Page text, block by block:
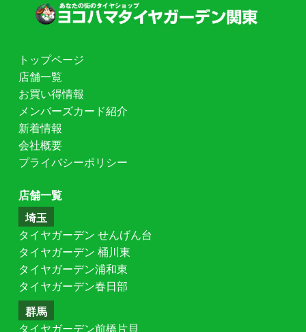
トップページ
店舗一覧
お買い得情報
メンバーズカード紹介
新着情報
会社概要
プライバシーポリシー
店舗一覧
埼玉
タイヤガーデン せんげん台
タイヤガーデン 桶川東
タイヤガーデン浦和東
タイヤガーデン春日部
群馬
タイヤガーデン前橋片貝